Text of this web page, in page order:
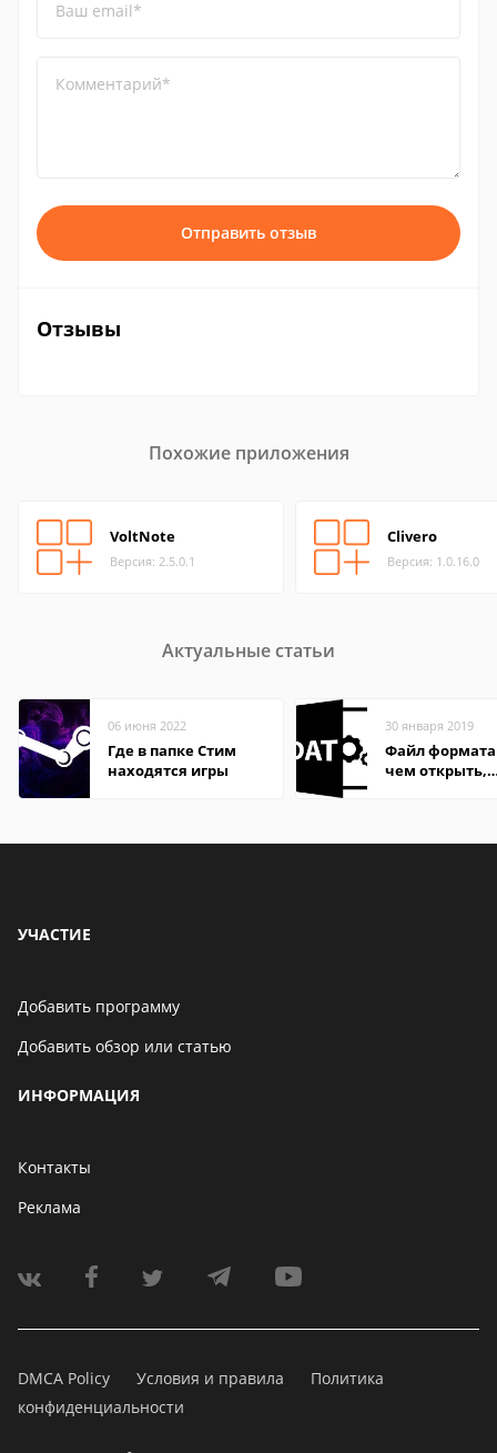
Ваш email*
Комментарий*
Отправить отзыв
Отзывы
Похожие приложения
VoltNote
Версия: 2.5.0.1
Clivero
Версия: 1.0.16.0
Актуальные статьи
06 июня 2022
Где в папке Стим
находятся игры
30 января 2019
Файл формата
чем открыть,
УЧАСТИЕ
Добавить программу
Добавить обзор или статью
ИНФОРМАЦИЯ
Контакты
Реклама
DMCA Policy Условия и правила
Политика
конфиденциальности